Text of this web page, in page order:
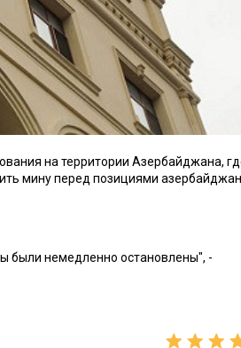
на территории Азербайджана,
мину перед позициями
были немедленно остановлены", -